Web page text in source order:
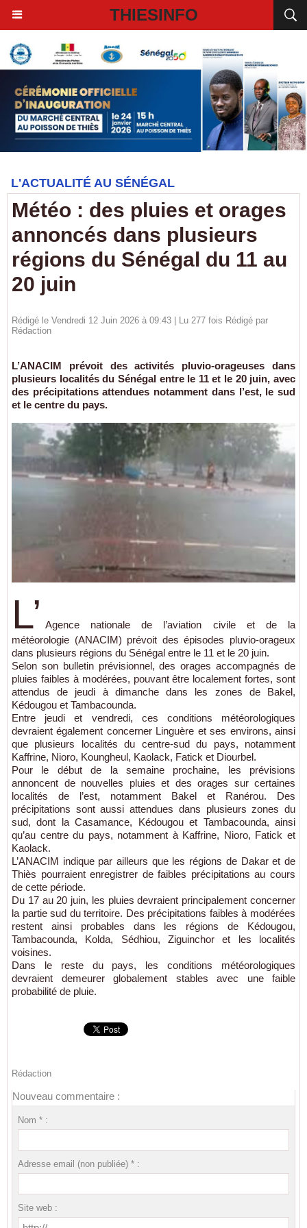
THIESINFO
L'ACTUALITÉ AU SÉNÉGAL
Météo : des pluies et orages
annoncés dans plusieurs
régions du Sénégal du 11 au
20 juin
Rédigé le Vendredi 12 Juin 2026 à 09:43 | Lu 277 fois Rédigé par
Rédaction
L’ANACIM prévoit des activités pluvio-orageuses dans
plusieurs localités du Sénégal entre le 11 et le 20 juin, avec
des précipitations attendues notamment dans l’est, le sud
et le centre du pays.
L’ Agence nationale de l’aviation civile et de la
météorologie (ANACIM) prévoit des épisodes pluvio-orageux
dans plusieurs régions du Sénégal entre le 11 et le 20 juin.
Selon son bulletin prévisionnel, des orages accompagnés de
pluies faibles à modérées, pouvant être localement fortes, sont
attendus de jeudi à dimanche dans les zones de Bakel,
Kédougou et Tambacounda.
Entre jeudi et vendredi, ces conditions météorologiques
devraient également concerner Linguère et ses environs, ainsi
que plusieurs localités du centre-sud du pays, notamment
Kaffrine, Nioro, Koungheul, Kaolack, Fatick et Diourbel.
Pour le début de la semaine prochaine, les prévisions
annoncent de nouvelles pluies et des orages sur certaines
localités de l’est, notamment Bakel et Ranérou. Des
précipitations sont aussi attendues dans plusieurs zones du
sud, dont la Casamance, Kédougou et Tambacounda, ainsi
qu’au centre du pays, notamment à Kaffrine, Nioro, Fatick et
Kaolack.
L’ANACIM indique par ailleurs que les régions de Dakar et de
Thiès pourraient enregistrer de faibles précipitations au cours
de cette période.
Du 17 au 20 juin, les pluies devraient principalement concerner
la partie sud du territoire. Des précipitations faibles à modérées
restent ainsi probables dans les régions de Kédougou,
Tambacounda, Kolda, Sédhiou, Ziguinchor et les localités
voisines.
Dans le reste du pays, les conditions météorologiques
devraient demeurer globalement stables avec une faible
probabilité de pluie.
Rédaction
Nouveau commentaire :
Nom * :
Adresse email (non publiée) * :
Site web :